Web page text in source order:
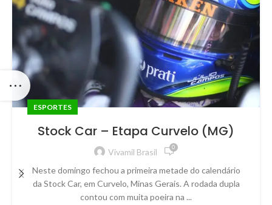
ESPORTES
Stock Car – Etapa Curvelo (MG)
Vivamil Brasil 0
Neste domingo fechou a primeira metade do calendário
da Stock Car, em Curvelo, Minas Gerais. A rodada dupla
contou com muita poeira na ...